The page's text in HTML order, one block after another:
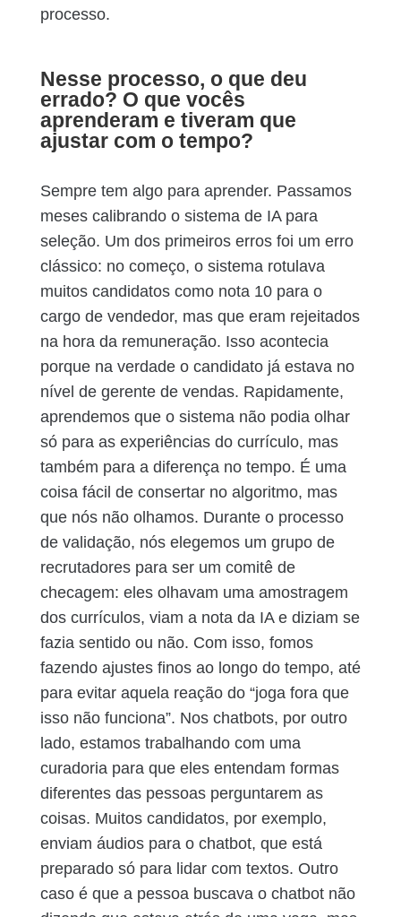
processo.
Nesse processo, o que deu
errado? O que vocês
aprenderam e tiveram que
ajustar com o tempo?
Sempre tem algo para aprender. Passamos
meses calibrando o sistema de IA para
seleção. Um dos primeiros erros foi um erro
clássico: no começo, o sistema rotulava
muitos candidatos como nota 10 para o
cargo de vendedor, mas que eram rejeitados
na hora da remuneração. Isso acontecia
porque na verdade o candidato já estava no
nível de gerente de vendas. Rapidamente,
aprendemos que o sistema não podia olhar
só para as experiências do currículo, mas
também para a diferença no tempo. É uma
coisa fácil de consertar no algoritmo, mas
que nós não olhamos. Durante o processo
de validação, nós elegemos um grupo de
recrutadores para ser um comitê de
checagem: eles olhavam uma amostragem
dos currículos, viam a nota da IA e diziam se
fazia sentido ou não. Com isso, fomos
fazendo ajustes finos ao longo do tempo, até
para evitar aquela reação do “joga fora que
isso não funciona”. Nos chatbots, por outro
lado, estamos trabalhando com uma
curadoria para que eles entendam formas
diferentes das pessoas perguntarem as
coisas. Muitos candidatos, por exemplo,
enviam áudios para o chatbot, que está
preparado só para lidar com textos. Outro
caso é que a pessoa buscava o chatbot não